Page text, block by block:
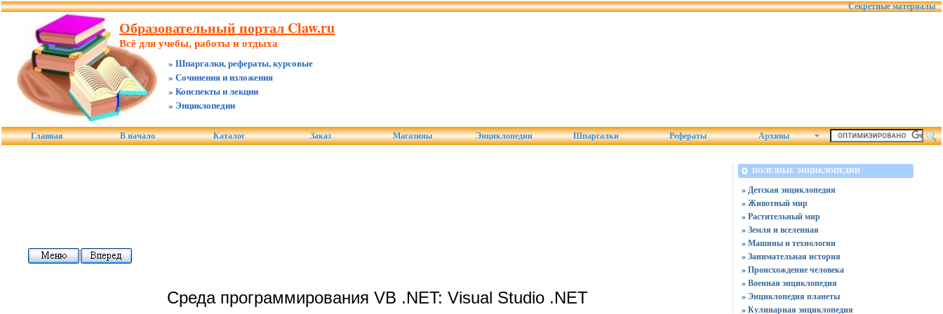
Секретные материалы
Образовательный портал Claw.ru
Всё для учебы, работы и отдыха
» Шпаргалки, рефераты, курсовые
» Сочинения и изложения
» Конспекты и лекции
» Энциклопедии
Главная В начало Каталог Заказ Магазины Энциклопедии Шпаргалки Рефераты Архивы
Среда программирования VB .NET: Visual Studio .NET
ПОЛЕЗНЫЕ ЭНЦИКЛОПЕДИИ
» Детская энциклопедия
» Животный мир
» Растительный мир
» Земля и вселенная
» Машины и технологии
» Занимательная история
» Происхождение человека
» Военная энциклопедия
» Энциклопедия планеты
» Кулинарная энциклопедия